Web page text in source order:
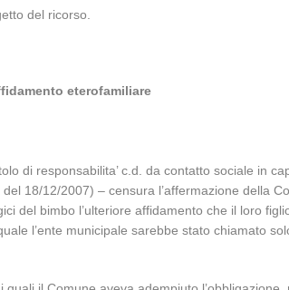
del ricorso.
eterofamiliare
di responsabilita’ c.d. da contatto sociale in
18/12/2007) – censura l’affermazione della
del bimbo l’ulteriore affidamento che il loro
l’ente municipale sarebbe stato chiamato